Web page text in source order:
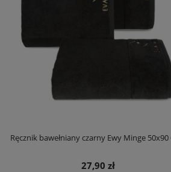
Ręcznik bawełniany czarny Ewy Minge 50x90
27,90 zł